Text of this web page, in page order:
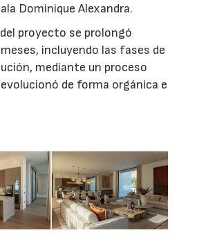
Dominique Alexandra.
proyecto se prolongó
incluyendo las fases de
mediante un proceso
de forma orgánica e